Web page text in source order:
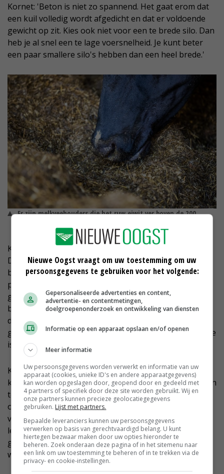
Kornet: 'Beton is niet zo spannend. Het gaat erom dat
een kuil volledig wordt afgedicht en dat er voldoende
gewicht op zit. Kies ook niet voor een te brede silo. Dan
heb je al snel een te lage voersnelheid. Je kunt beter
een paar smallere silo's hebben dan een heel brede.'
Er zijn melkveehouders die het ruw eiwit ver boven de 200
Kornet Beton verkoopt relatief veel systemen in
Denemarken. 'Daar is een lage kostprijs ontzettend
belangrijk geworden. Dan kun je het jezelf niet
permitteren als je veel ruwvoerverliezen hebt. Een
goede en stabiele kuil, zonder inkuilverliezen, is een
belangrijk middel om de kosten laag te houden. Het
draagt bovendien bij aan minder
gezondheidsproblemen bij het vee en de melkproductie
is zo een paar liter per koe hoger.'
Kornet ziet een nieuwe trend. Meer melkveehouders
kiezen ervoor om een laag mais over de graskuil mee in
te kuilen. Dat vindt hij geen goed idee. 'De mais komt
over een droge grassnede te liggen. Die is houterig en
veert daarom een beetje op. Als je daarover de mais
legt, komt die er niet strak overheen te liggen. Het
gevolg is dat er wind de kuil in wordt geblazen,
waardoor er te veel zuurstof bij komt.'
Nieuwe Oogst vraagt om uw toestemming om uw
persoonsgegevens te gebruiken voor het volgende:
Gepersonaliseerde advertenties en content,
advertentie- en contentmetingen,
doelgroepenonderzoek en ontwikkeling van diensten
Informatie op een apparaat opslaan en/of openen
Meer informatie
Uw persoonsgegevens worden verwerkt en informatie van uw
apparaat (cookies, unieke ID's en andere apparaatgegevens)
kan worden opgeslagen door, geopend door en gedeeld met
4 partners of specifiek door deze site worden gebruikt. Wij en
onze partners kunnen precieze geolocatiegegevens
gebruiken. Lijst met partners.
Bepaalde leveranciers kunnen uw persoonsgegevens
verwerken op basis van gerechtvaardigd belang. U kunt
hiertegen bezwaar maken door uw opties hieronder te
beheren. Zoek onderaan deze pagina of in het sitemenu naar
een link om uw toestemming te beheren of in te trekken via de
privacy- en cookie-instellingen.